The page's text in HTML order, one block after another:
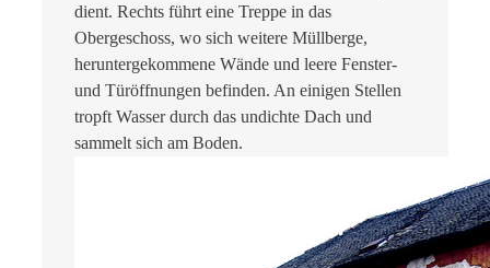
dient. Rechts führt eine Treppe in das
Obergeschoss, wo sich weitere Müllberge,
heruntergekommene Wände und leere Fenster-
und Türöffnungen befinden. An einigen Stellen
tropft Wasser durch das undichte Dach und
sammelt sich am Boden.